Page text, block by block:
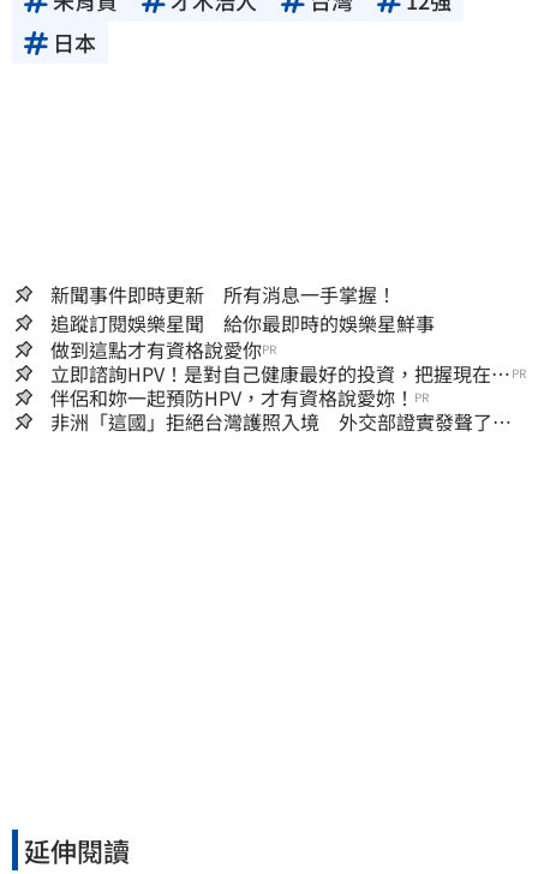
日本
新聞事件即時更新 所有消息一手掌握！
追蹤訂閱娛樂星聞 給你最即時的娛樂星鮮事
做到這點才有資格說愛你PR
立即諮詢HPV！是對自己健康最好的投資，把握現在不
嫌晚！
PR
伴侶和妳一起預防HPV，才有資格說愛妳！ PR
非洲「這國」拒絕台灣護照入境 外交部證實發聲了：
延伸閱讀